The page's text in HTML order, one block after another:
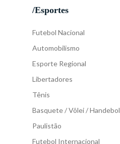
/Esportes
Futebol Nacional
Automobilismo
Esporte Regional
Libertadores
Tênis
Basquete / Vôlei / Handebol
Paulistão
Futebol Internacional